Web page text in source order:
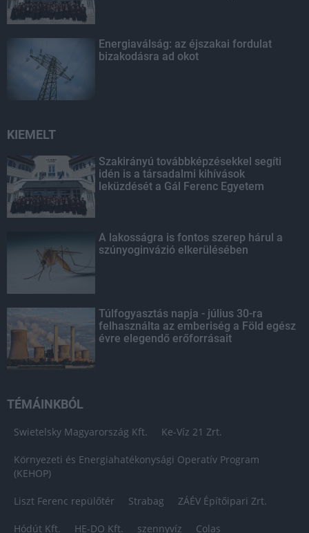
Energiaválság: az éjszakai fordulat
bizakodásra ad okot
KIEMELT
Szakirányú továbbképzésekkel segíti
idén is a társadalmi kihívások
leküzdését a Gál Ferenc Egyetem
A lakosságra is fontos szerep hárul a
szúnyoginvázió elkerülésében
Túlfogyasztás napja - július 30-ra
felhasználta az emberiség a Föld egész
évre elegendő erőforrásait
TÉMÁINKBÓL
Swietelsky Magyarország Kft. Ke-Víz 21 Zrt.
Környezeti és Energiahatékonysági Operatív Program
(KEHOP)
Liszt Ferenc repülőtér Strabag ZÁÉV Építőipari Zrt.
Hódút Kft. HE-DO Kft. szennyvíz Colas